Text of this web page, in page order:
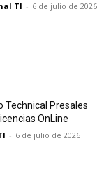
TI - 6 de julio de 2026
Technical Presales
OnLine
- 6 de julio de 2026